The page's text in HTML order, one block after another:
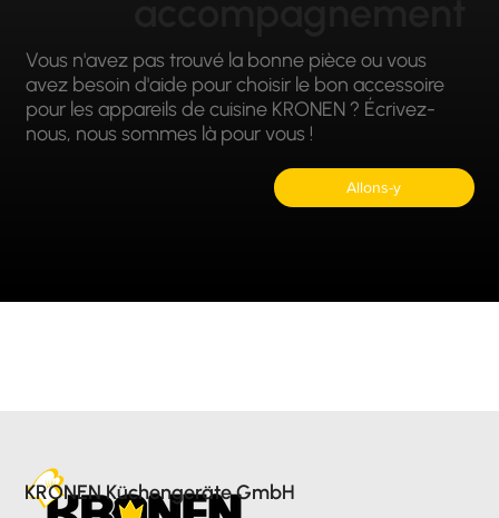
Vous n'avez pas trouvé la bonne pièce ou vous
avez besoin d'aide pour choisir le bon accessoire
pour les appareils de cuisine KRONEN ? Écrivez-
nous, nous sommes là pour vous !
Allons-y
KRONEN Küchengeräte GmbH